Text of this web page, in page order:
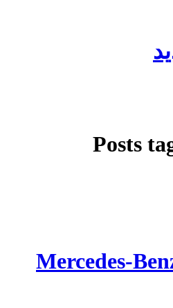
Posts
2016 Mercedes-